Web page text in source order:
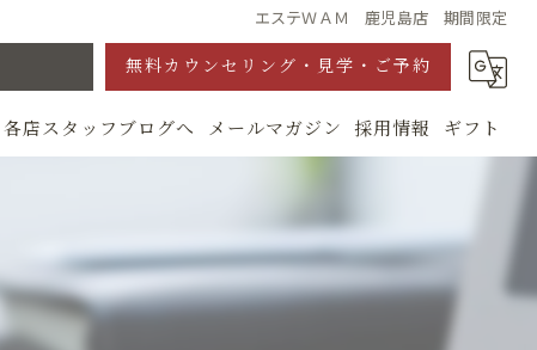
エステＷＡＭ 鹿児島店 期間限定
無料カウンセリング・見学・ご予約
各店スタッフブログへ メールマガジン 採用情報 ギフト